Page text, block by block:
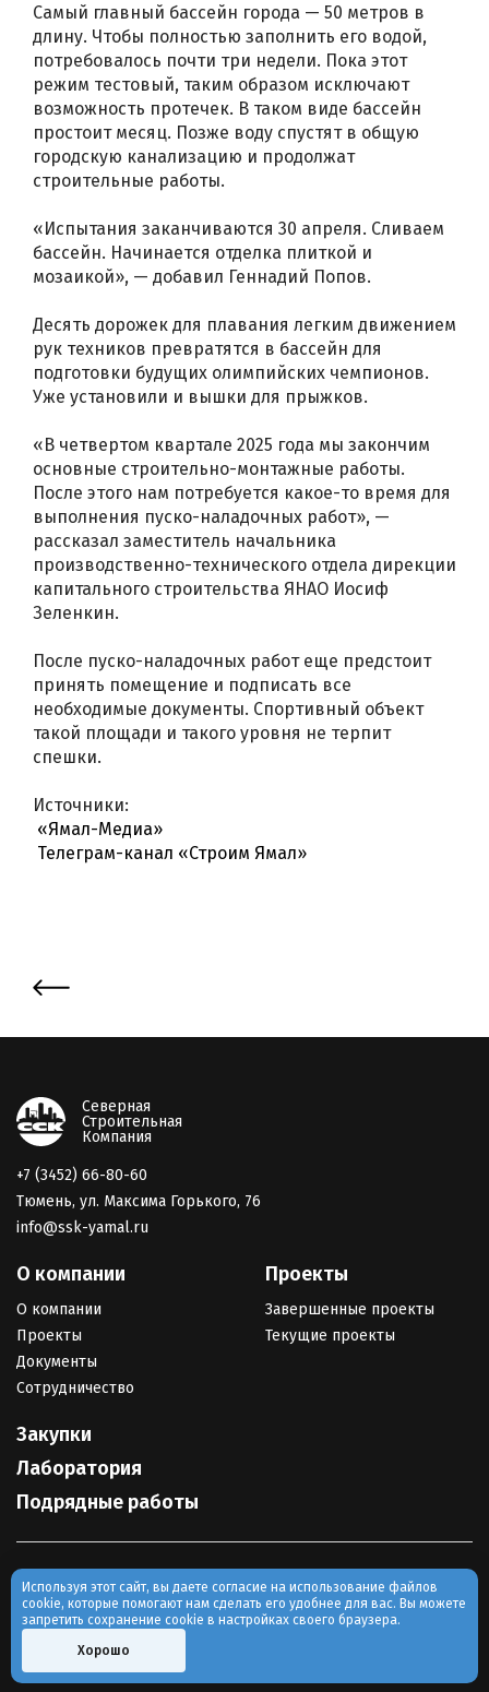
Самый главный бассейн города — 50 метров в
длину. Чтобы полностью заполнить его водой,
потребовалось почти три недели. Пока этот
режим тестовый, таким образом исключают
возможность протечек. В таком виде бассейн
простоит месяц. Позже воду спустят в общую
городскую канализацию и продолжат
строительные работы.
«Испытания заканчиваются 30 апреля. Сливаем
бассейн. Начинается отделка плиткой и
мозаикой», — добавил Геннадий Попов.
Десять дорожек для плавания легким движением
рук техников превратятся в бассейн для
подготовки будущих олимпийских чемпионов.
Уже установили и вышки для прыжков.
«В четвертом квартале 2025 года мы закончим
основные строительно-монтажные работы.
После этого нам потребуется какое-то время для
выполнения пуско-наладочных работ», —
рассказал заместитель начальника
производственно-технического отдела дирекции
капитального строительства ЯНАО Иосиф
Зеленкин.
После пуско-наладочных работ еще предстоит
принять помещение и подписать все
необходимые документы. Спортивный объект
такой площади и такого уровня не терпит
спешки.
Источники:
«Ямал-Медиа»
Телеграм-канал «Строим Ямал»
Северная
Строительная
Компания
+7 (3452) 66-80-60
Тюмень, ул. Максима Горького, 76
info@ssk-yamal.ru
О компании
О компании
Проекты
Документы
Сотрудничество
Проекты
Завершенные проекты
Текущие проекты
Закупки
Лаборатория
Подрядные работы
© Северная строительная компания, 2022
Политика конфиденциальности
Разработано:
Используя этот сайт, вы даете согласие на использование файлов
cookie, которые помогают нам сделать его удобнее для вас. Вы можете
запретить сохранение cookie в настройках своего браузера.
Хорошо